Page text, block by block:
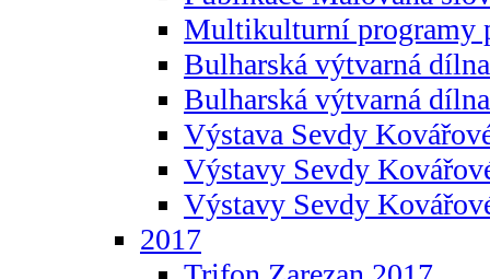
Multikulturní programy
Bulharská výtvarná
Bulharská výtvarná
Výstava Sevdy
Výstavy Sevdy
Výstavy Sevdy
2017